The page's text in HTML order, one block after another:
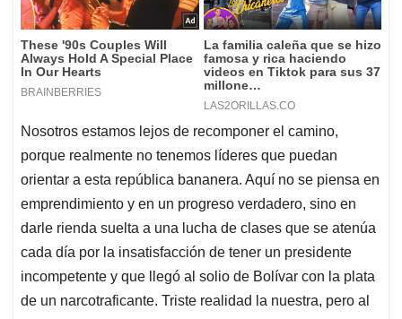
Nosotros estamos lejos de recomponer el camino,
porque realmente no tenemos líderes que puedan
orientar a esta república bananera. Aquí no se piensa en
emprendimiento y en un progreso verdadero, sino en
darle rienda suelta a una lucha de clases que se atenúa
cada día por la insatisfacción de tener un presidente
incompetente y que llegó al solio de Bolívar con la plata
de un narcotraficante. Triste realidad la nuestra, pero al